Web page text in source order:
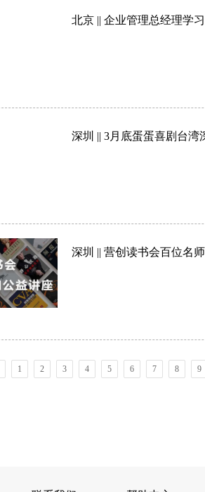
北京 || 企业管理总经理学
深圳 || 3月底蛋蛋喜剧台
深圳 || 营创读书会百位名
1 2 3 4 5 6 7 8 9